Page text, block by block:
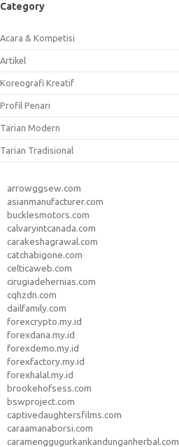
Category
Acara & Kompetisi
Artikel
Koreografi Kreatif
Profil Penari
Tarian Modern
Tarian Tradisional
arrowggsew.com
asianmanufacturer.com
bucklesmotors.com
calvaryintcanada.com
carakeshagrawal.com
catchabigone.com
celticaweb.com
cirugiadehernias.com
cqhzdn.com
dailfamily.com
forexcrypto.my.id
forexdana.my.id
forexdemo.my.id
forexfactory.my.id
forexhalal.my.id
brookehofsess.com
bswproject.com
captivedaughtersfilms.com
caraamanaborsi.com
caramenggugurkankandunganherbal.com